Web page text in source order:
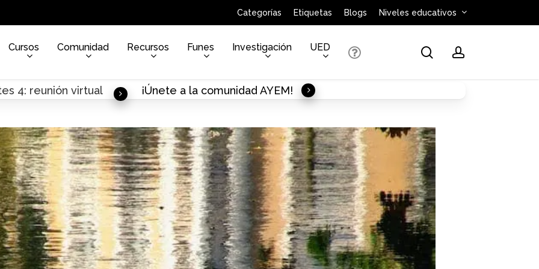
Categorías Etiquetas Blogs Niveles educativos
Cursos Comunidad Recursos Funes Investigación UED searchaccount
4: reunión virtual ¡Únete a la comunidad AYEM!